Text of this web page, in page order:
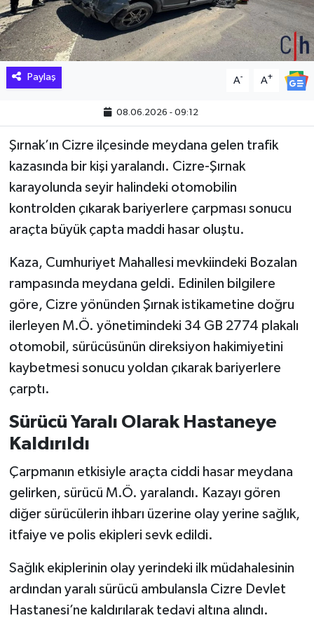
Paylaş A- A+
08.06.2026 - 09:12
Şırnak’ın Cizre ilçesinde meydana gelen trafik
kazasında bir kişi yaralandı. Cizre-Şırnak
karayolunda seyir halindeki otomobilin
kontrolden çıkarak bariyerlere çarpması sonucu
araçta büyük çapta maddi hasar oluştu.
Kaza, Cumhuriyet Mahallesi mevkiindeki Bozalan
rampasında meydana geldi. Edinilen bilgilere
göre, Cizre yönünden Şırnak istikametine doğru
ilerleyen M.Ö. yönetimindeki 34 GB 2774 plakalı
otomobil, sürücüsünün direksiyon hakimiyetini
kaybetmesi sonucu yoldan çıkarak bariyerlere
çarptı.
Sürücü Yaralı Olarak Hastaneye
Kaldırıldı
Çarpmanın etkisiyle araçta ciddi hasar meydana
gelirken, sürücü M.Ö. yaralandı. Kazayı gören
diğer sürücülerin ihbarı üzerine olay yerine sağlık,
itfaiye ve polis ekipleri sevk edildi.
Sağlık ekiplerinin olay yerindeki ilk müdahalesinin
ardından yaralı sürücü ambulansla Cizre Devlet
Hastanesi’ne kaldırılarak tedavi altına alındı.
KADIN
KÜLTÜR SANAT
MAGAZİN
MAKALE
POLİTİKA
REKLAM
SAĞLIK
SİYASET
SPOR
TARİH
TEKNOLOJİ